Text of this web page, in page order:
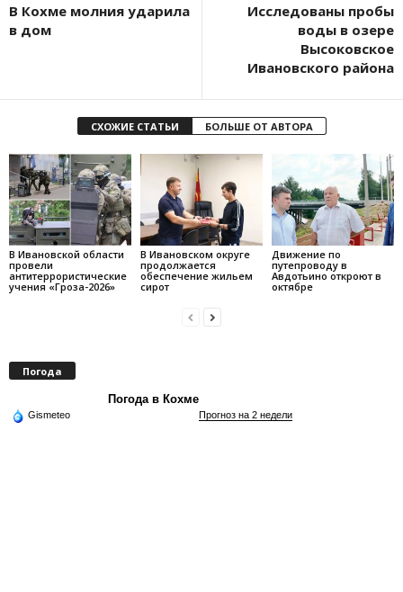
В Кохме молния ударила
в дом
Исследованы пробы
воды в озере
Высоковское
Ивановского района
СХОЖИЕ СТАТЬИ БОЛЬШЕ ОТ АВТОРА
В Ивановской области
провели
антитеррористические
учения «Гроза-2026»
В Ивановском округе
продолжается
обеспечение жильем
сирот
Движение по
путепроводу в
Авдотьино откроют в
октябре
Погода
Погода в Кохме
Gismeteo Прогноз на 2 недели